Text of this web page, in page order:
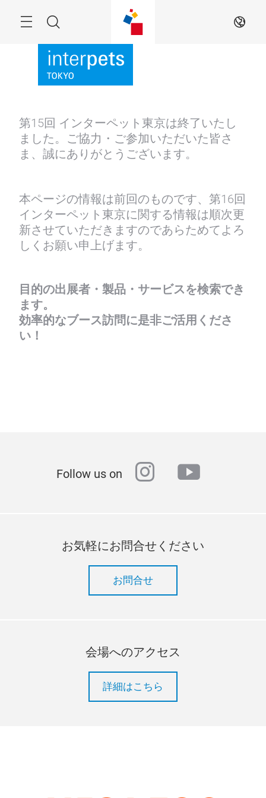
Search JA
第15回 インターペット東京は終了いたし
ました。ご協力・ご参加いただいた皆さ
ま、誠にありがとうございます。
本ページの情報は前回のものです、第16回
インターペット東京に関する情報は順次更
新させていただきますのであらためてよろ
しくお願い申上げます。
目的の出展者・製品・サービスを検索でき
ます。
効率的なブース訪問に是非ご活用くださ
い！
Follow us on instagram
youtube
お気軽にお問合せください
お問合せ
会場へのアクセス
詳細はこちら